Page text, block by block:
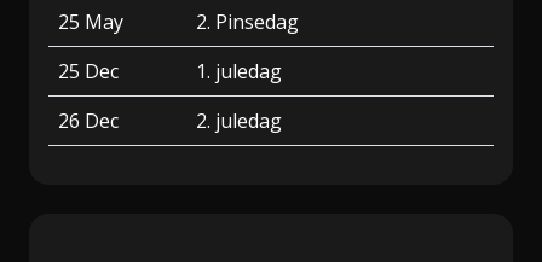
25 May
2. Pinsedag
25 Dec
1. juledag
26 Dec
2. juledag